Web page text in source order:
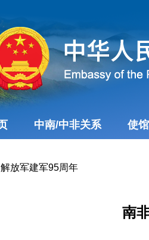
中南/中非关系 使
放军建军95周年
南